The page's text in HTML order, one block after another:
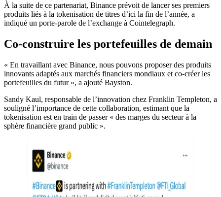
À la suite de ce partenariat, Binance prévoit de lancer ses premiers
produits liés à la tokenisation de titres d’ici la fin de l’année, a
indiqué un porte-parole de l’exchange à Cointelegraph.
Co-construire les portefeuilles de demain
« En travaillant avec Binance, nous pouvons proposer des produits
innovants adaptés aux marchés financiers mondiaux et co-créer les
portefeuilles du futur », a ajouté Bayston.
Sandy Kaul, responsable de l’innovation chez Franklin Templeton, a
souligné l’importance de cette collaboration, estimant que la
tokenisation est en train de passer « des marges du secteur à la
sphère financière grand public ».